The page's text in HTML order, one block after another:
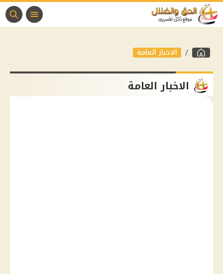
الاخبار العامة
الاخبار العامة